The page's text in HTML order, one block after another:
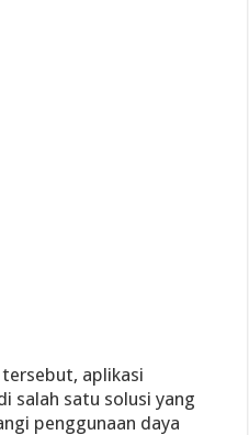
aplikasi
salah satu solusi yang
penggunaan daya